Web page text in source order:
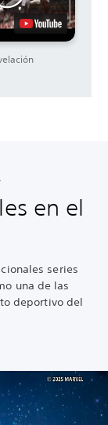
en el
series
una de las
deportivo del